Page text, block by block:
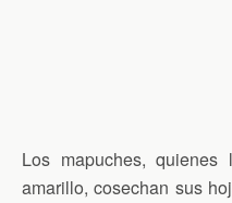
Los mapuches,
amarillo, cosechan sus